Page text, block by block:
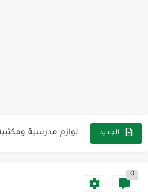
الجديد
0